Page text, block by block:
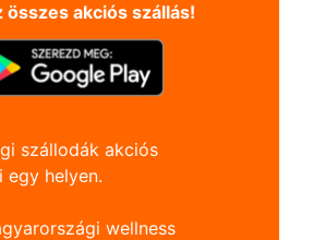
összes akciós szállás!
szállodák akciós
egy helyen.
wellness